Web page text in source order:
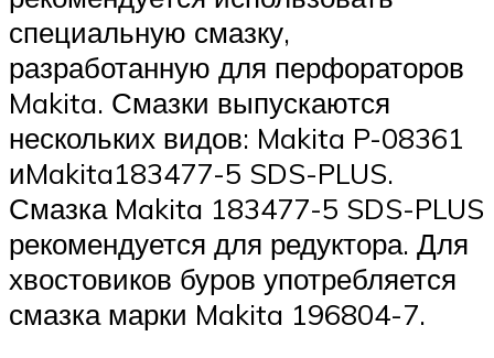
специальную смазку,
разработанную для перфораторов
Makita. Смазки выпускаются
нескольких видов: Makita P-08361
иMakita183477-5 SDS-PLUS.
Смазка Makita 183477-5 SDS-PLUS
рекомендуется для редуктора. Для
хвостовиков буров употребляется
смазка марки Makita 196804-7.